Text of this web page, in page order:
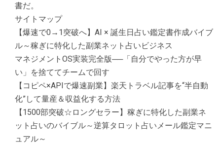
書だ。
サイトマップ
【爆速で0→1突破へ】AI × 誕生日占い鑑定書作成バイブ
ル～稼ぎに特化した副業ネット占いビジネス
マネジメントOS実装完全版──「自分でやった方が早
い」を捨ててチームで回す
【コピペ×APIで爆速副業】楽天トラベル記事を“半自動
化”して量産＆収益化する方法
【1500部突破☆ロングセラー】稼ぎに特化した副業ネ
ット占いのバイブル～逆算タロット占いメール鑑定マニ
ュアル～